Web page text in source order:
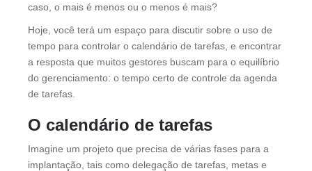
caso, o mais é menos ou o menos é mais?
Hoje, você terá um espaço para discutir sobre o uso de
tempo para controlar o calendário de tarefas, e encontrar
a resposta que muitos gestores buscam para o equilíbrio
do gerenciamento: o tempo certo de controle da agenda
de tarefas.
O calendário de tarefas
Imagine um projeto que precisa de várias fases para a
implantação, tais como delegação de tarefas, metas e